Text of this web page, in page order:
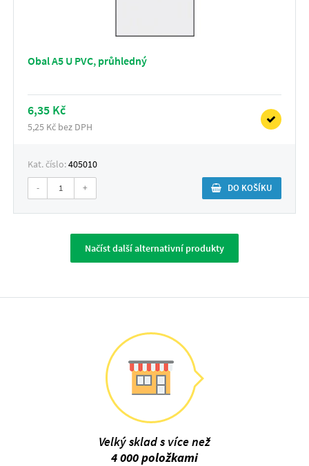
Obal A5 U PVC, průhledný
6,35 Kč
5,25 Kč bez DPH
Kat. číslo:405010
- + DO KOŠÍKU
Načíst další alternativní produkty
Velký sklad s více než
4 000 položkami